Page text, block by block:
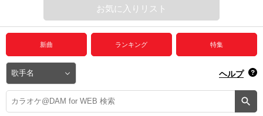
動画からさがす 録音からさがす
プレミアムサービス
DAM★とも動画
DAM★とも録音
お気に入りリスト
新曲 ランキング 特集
ヘルプ